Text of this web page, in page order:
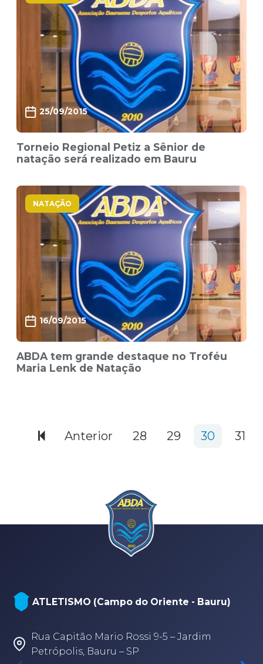
25/09/2015
Torneio Regional Petiz a Sênior de
natação será realizado em Bauru
NATAÇÃO
16/09/2015
ABDA tem grande destaque no Troféu
Maria Lenk de Natação
Anterior 28 29 30 31
NATAÇÃO, PARANATAÇÃO E POLO
AQUÁTICO (Arena - sede Bauru)
Rua Fabio Geraldo, 2-12 – Jardim Terra
Branca – Bauru/SP